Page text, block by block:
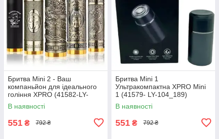
Бритва Mini 2 - Ваш
компаньйон для ідеального
гоління XPRO (41582-LY-
105_189)
В наявності
551 ₴ 792 ₴
Бритва Mini 1
Ультракомпактна XPRO Mini
1 (41579- LY-104_189)
В наявності
551 ₴ 792 ₴